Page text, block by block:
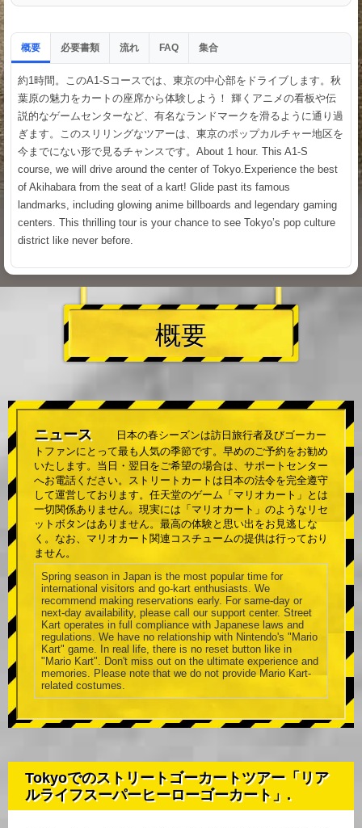
概要 必要書類 流れ FAQ 集合
約1時間。このA1-Sコースでは、東京の中心部をドライブします。秋
葉原の魅力をカートの座席から体験しよう！ 輝くアニメの看板や伝
説的なゲームセンターなど、有名なランドマークを滑るように通り過
ぎます。このスリリングなツアーは、東京のポップカルチャー地区を
今までにない形で見るチャンスです。About 1 hour. This A1-S
course, we will drive around the center of Tokyo.Experience the best
of Akihabara from the seat of a kart! Glide past its famous
landmarks, including glowing anime billboards and legendary gaming
centers. This thrilling tour is your chance to see Tokyo’s pop culture
district like never before.
概要
ニュース
日本の春シーズンは訪日旅行者及びゴーカー
トファンにとって最も人気の季節です。早めのご予約をお勧め
いたします。当日・翌日をご希望の場合は、サポートセンター
へお電話ください。ストリートカートは日本の法令を完全遵守
して運営しております。任天堂のゲーム「マリオカート」とは
一切関係ありません。現実には「マリオカート」のようなリセ
ットボタンはありません。最高の体験と思い出をお見逃しな
く。なお、マリオカート関連コスチュームの提供は行っており
ません。
Spring season in Japan is the most popular time for
international visitors and go-kart enthusiasts. We
recommend making reservations early. For same-day or
next-day availability, please call our support center. Street
Kart operates in full compliance with Japanese laws and
regulations. We have no relationship with Nintendo's "Mario
Kart" game. In real life, there is no reset button like in
"Mario Kart". Don't miss out on the ultimate experience and
memories. Please note that we do not provide Mario Kart-
related costumes.
Tokyoでのストリートゴーカートツアー「リア
ルライフスーパーヒーローゴーカート」.